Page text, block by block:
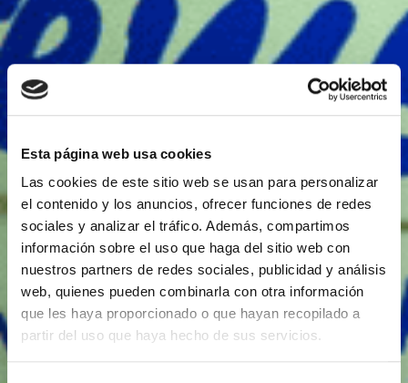
Esta página web usa cookies
Las cookies de este sitio web se usan para personalizar
el contenido y los anuncios, ofrecer funciones de redes
sociales y analizar el tráfico. Además, compartimos
información sobre el uso que haga del sitio web con
nuestros partners de redes sociales, publicidad y análisis
web, quienes pueden combinarla con otra información
que les haya proporcionado o que hayan recopilado a
partir del uso que haya hecho de sus servicios.